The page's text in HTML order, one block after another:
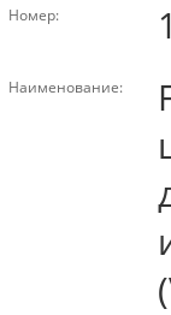
Номер:
Наименование: